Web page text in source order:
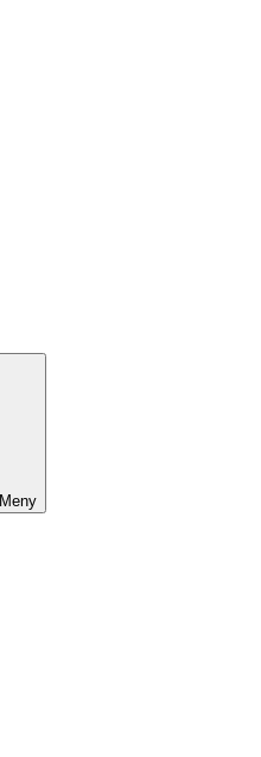
Meny